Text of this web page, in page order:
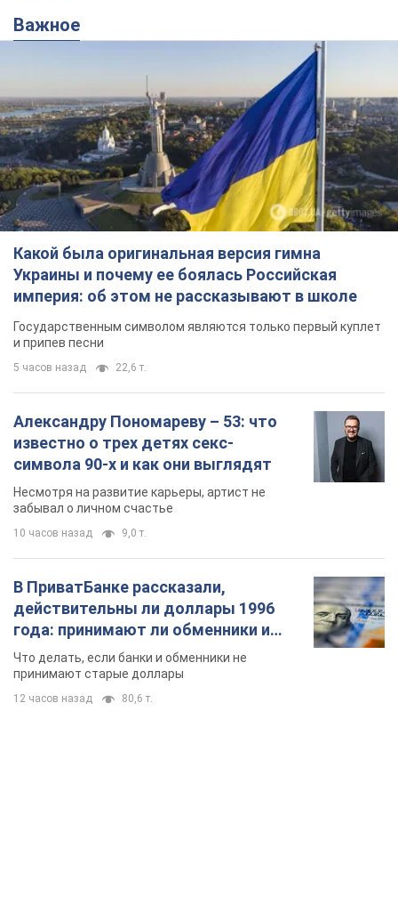
Важное
Какой была оригинальная версия гимна
Украины и почему ее боялась Российская
империя: об этом не рассказывают в школе
Государственным символом являются только первый куплет
и припев песни
5 часов назад 22,6 т.
Александру Пономареву – 53: что
известно о трех детях секс-
символа 90-х и как они выглядят
Несмотря на развитие карьеры, артист не
забывал о личном счастье
10 часов назад 9,0 т.
В ПриватБанке рассказали,
действительны ли доллары 1996
года: принимают ли обменники и
банки такие купюры
Что делать, если банки и обменники не
принимают старые доллары
12 часов назад 80,6 т.